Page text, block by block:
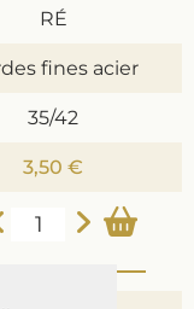
RÉ
fines acier
35/42
3,50 €